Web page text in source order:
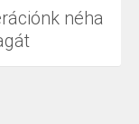
néha